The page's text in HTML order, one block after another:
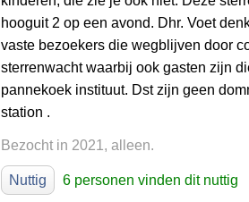
hooguit 2 op een avond. Dhr. Voet
vaste bezoekers die wegblijven door
sterrenwacht waarbij ook gasten zijn
pannekoek instituut. Dst zijn geen
station .
Bezocht in 2021, alleen.
Nuttig 6 personen vinden dit nuttig